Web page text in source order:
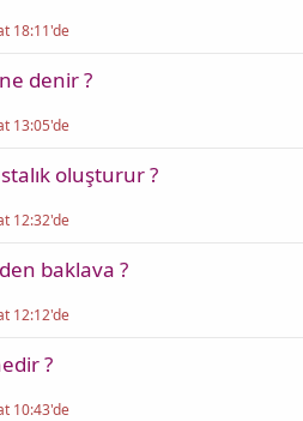
18:11'de
denir ?
13:05'de
oluşturur ?
12:32'de
baklava ?
12:12'de
?
10:43'de